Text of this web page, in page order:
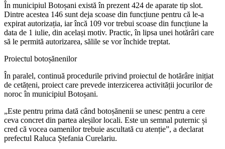
În municipiul Botoșani există în prezent 424 de aparate tip slot.
Dintre acestea 146 sunt deja scoase din funcțiune pentru că le-a
expirat autorizația, iar încă 109 vor trebui scoase din funcțiune la
data de 1 iulie, din același motiv. Practic, în lipsa unei hotărâri care
să le permită autorizarea, sălile se vor închide treptat.
Proiectul botoșănenilor
În paralel, continuă procedurile privind proiectul de hotărâre inițiat
de cetățeni, proiect care prevede interzicerea activității jocurilor de
noroc în municipiul Botoșani.
„Este pentru prima dată când botoșănenii se unesc pentru a cere
ceva concret din partea aleșilor locali. Este un semnal puternic și
cred că vocea oamenilor trebuie ascultată cu atenție”, a declarat
prefectul Raluca Ștefania Curelariu.